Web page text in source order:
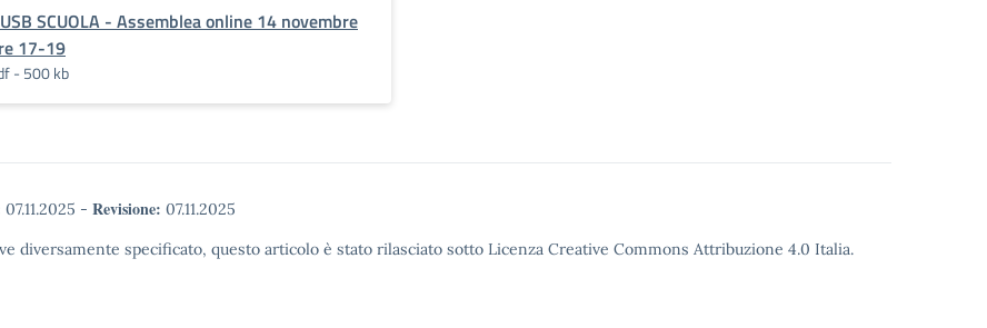
_USB SCUOLA - Assemblea online 14 novembre
17-19
- 500 kb
07.11.2025 - Revisione: 07.11.2025
diversamente specificato, questo articolo è stato rilasciato sotto Licenza Creative Commons Attribuzione 4.0 Italia.